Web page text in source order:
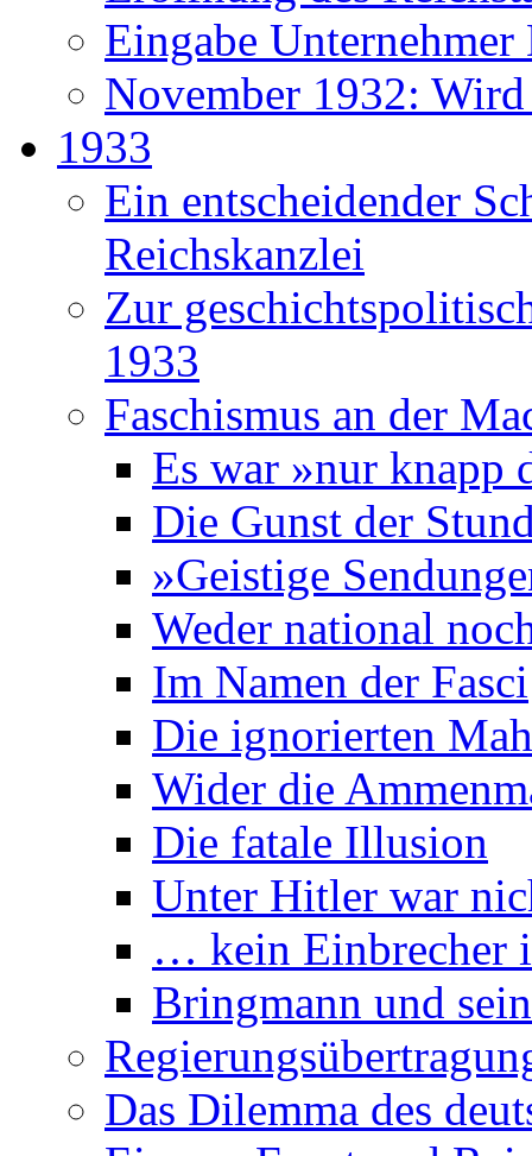
Eingabe
November 1932:
1933
Ein entscheidender
Reichskanzlei
Zur
1933
Faschismus an der
Es war »nur
Die Gunst der
»Geistige
Weder national
Im Namen der Fasci
Die ignorierten
Wider die
Die fatale Illusion
Unter Hitler war
… kein Einbrecher
Bringmann und
Das Dilemma des